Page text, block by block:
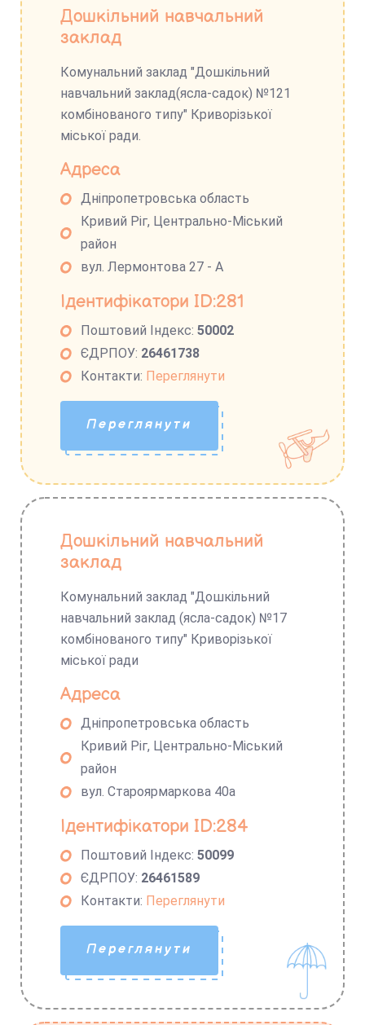
Дошкільний навчальний
заклад
Комунальний заклад "Дошкільний
навчальний заклад(ясла-садок) №121
комбінованого типу" Криворізької
міської ради.
Адреса
Дніпропетровська область
Кривий Ріг, Центрально-Міський
район
вул. Лермонтова 27 - А
Ідентифікатори ID:281
Поштовий Індекс:50002
ЄДРПОУ: 26461738
Контакти: Переглянути
Переглянути
Дошкільний навчальний
заклад
Комунальний заклад "Дошкільний
навчальний заклад (ясла-садок) №17
комбінованого типу" Криворізької
міської ради
Адреса
Дніпропетровська область
Кривий Ріг, Центрально-Міський
район
вул. Староярмаркова 40а
Ідентифікатори ID:284
Поштовий Індекс:50099
ЄДРПОУ: 26461589
Контакти: Переглянути
Переглянути